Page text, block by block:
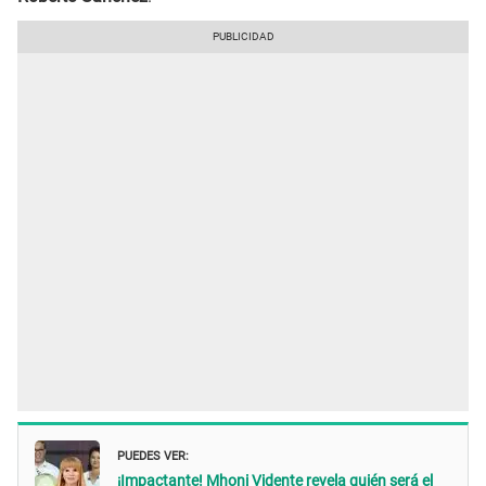
PUEDES VER:
¡Impactante! Mhoni Vidente revela quién será el